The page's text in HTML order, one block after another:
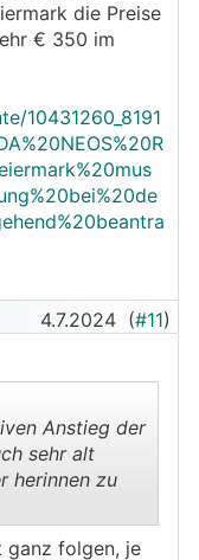
die Preise
€ 350 im
10431260_8191
4.7.2024 (#11)
Anstieg der
sehr alt
herinnen zu
ganz folgen, je